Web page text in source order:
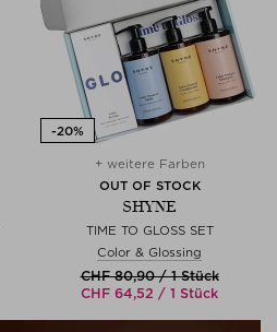
+ weitere Farben
OUT OF STOCK
SHYNE
TIME TO GLOSS SET
Color & Glossing
CHF 80,90 / 1 Stück
CHF 64,52 / 1 Stück